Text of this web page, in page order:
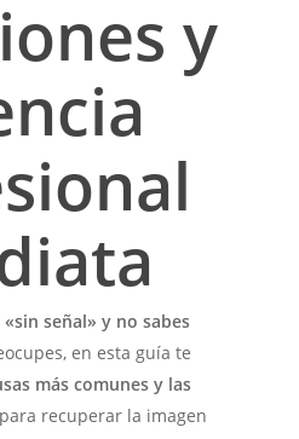
y
señal» y no sabes
en esta guía te
más comunes y las
para recuperar la imagen